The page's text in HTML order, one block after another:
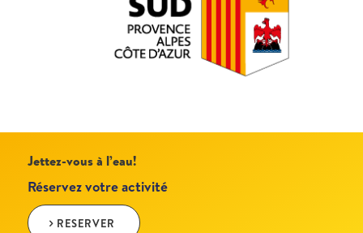
Jettez-vous à l’eau!
Réservez votre activité
RESERVER